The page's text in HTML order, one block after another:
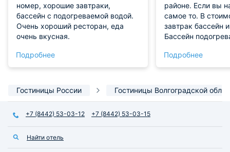
номер, хорошие завтраки,
бассейн с подогреваемой водой.
Очень хороший ресторан, еда
очень вкусная.
Подробнее
районе. Если вы
самое то. В
завтрак бассейн
Бассейн
ужинать цена
прибывания 3
Подробнее
Гостиницы России Гостиницы Волгоградской
+7 (8442) 53-03-12 +7 (8442) 53-03-15
Найти отель